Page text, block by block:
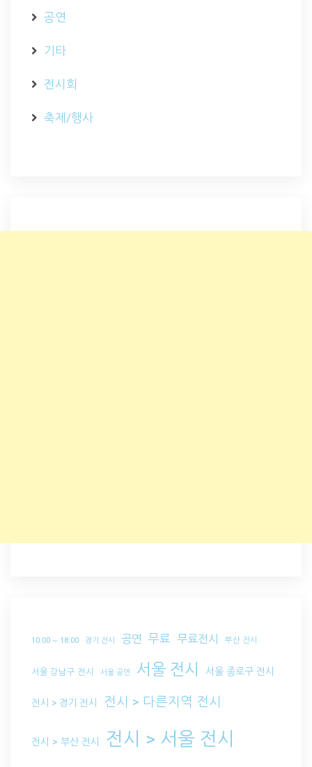
공연
기타
전시회
축제/행사
10:00 ~ 18:00 경기 전시 공연 무료 무료전시 부산 전시
서울 강남구 전시 서울 공연 서울 전시 서울 종로구 전시
전시 > 경기 전시 전시 > 다른지역 전시
전시 > 부산 전시 전시 > 서울 전시